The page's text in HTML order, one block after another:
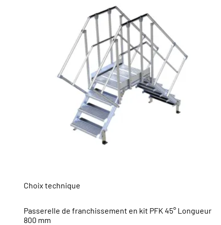
Choix technique
Passerelle de franchissement en kit PFK 45° Longueur
800 mm